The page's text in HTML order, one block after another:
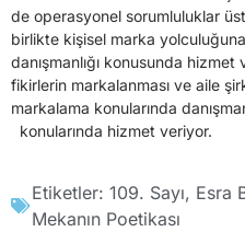
de operasyonel sorumluluklar
birlikte kişisel marka
danışmanlığı konusunda
fikirlerin markalanması ve aile
markalama konularında
konularında hizmet veriyor.
Etiketler: 109. Sayı, Esra
Mekanın Poetikası